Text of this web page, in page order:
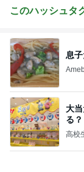
このハッシュタ
息
大
る